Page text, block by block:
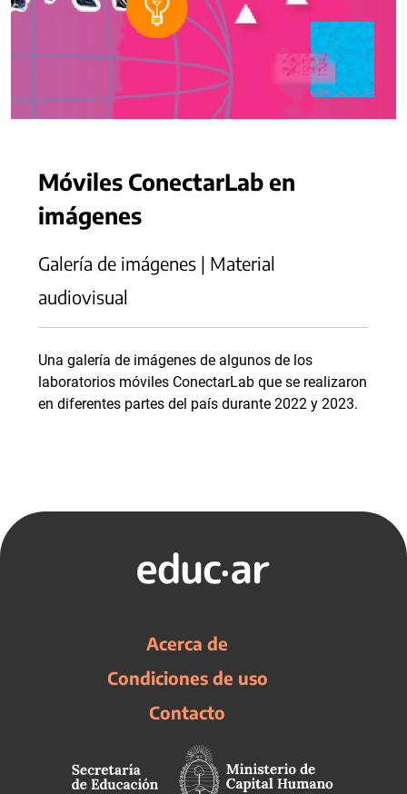
Móviles ConectarLab en
imágenes
Galería de imágenes | Material
audiovisual
Una galería de imágenes de algunos de los
laboratorios móviles ConectarLab que se realizaron
en diferentes partes del país durante 2022 y 2023.
Acerca de
Condiciones de uso
Contacto